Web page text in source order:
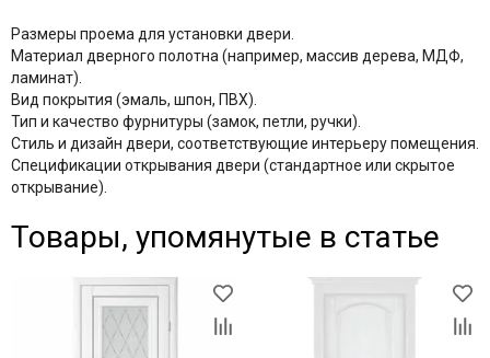
Размеры проема для установки двери.
Материал дверного полотна (например, массив дерева, МДФ,
ламинат).
Вид покрытия (эмаль, шпон, ПВХ).
Тип и качество фурнитуры (замок, петли, ручки).
Стиль и дизайн двери, соответствующие интерьеру помещения.
Спецификации открывания двери (стандартное или скрытое
открывание).
Товары, упомянутые в статье